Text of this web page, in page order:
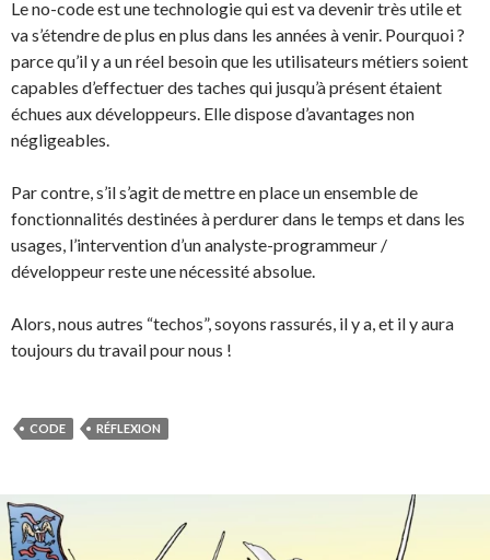
Le no-code est une technologie qui est va devenir très utile et
va s’étendre de plus en plus dans les années à venir. Pourquoi ?
parce qu’il y a un réel besoin que les utilisateurs métiers soient
capables d’effectuer des taches qui jusqu’à présent étaient
échues aux développeurs. Elle dispose d’avantages non
négligeables.
Par contre, s’il s’agit de mettre en place un ensemble de
fonctionnalités destinées à perdurer dans le temps et dans les
usages, l’intervention d’un analyste-programmeur /
développeur reste une nécessité absolue.
Alors, nous autres “techos”, soyons rassurés, il y a, et il y aura
toujours du travail pour nous !
CODE RÉFLEXION